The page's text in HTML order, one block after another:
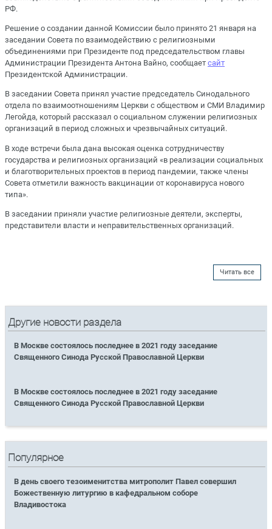
РФ.
Решение о создании данной Комиссии было принято 21 января на
заседании Совета по взаимодействию с религиозными
объединениями при Президенте под председательством главы
Администрации Президента Антона Вайно, сообщает сайт
Президентской Администрации.
В заседании Совета принял участие председатель Синодального
отдела по взаимоотношениям Церкви с обществом и СМИ Владимир
Легойда, который рассказал о социальном служении религиозных
организаций в период сложных и чрезвычайных ситуаций.
В ходе встречи была дана высокая оценка сотрудничеству
государства и религиозных организаций «в реализации социальных
и благотворительных проектов в период пандемии, также члены
Совета отметили важность вакцинации от коронавируса нового
типа».
В заседании приняли участие религиозные деятели, эксперты,
представители власти и неправительственных организаций.
Читать все
Другие новости раздела
В Москве состоялось последнее в 2021 году заседание
Священного Синода Русской Православной Церкви
В Москве состоялось последнее в 2021 году заседание
Священного Синода Русской Православной Церкви
Популярное
В день своего тезоименитства митрополит Павел совершил
Божественную литургию в кафедральном соборе
Владивостока